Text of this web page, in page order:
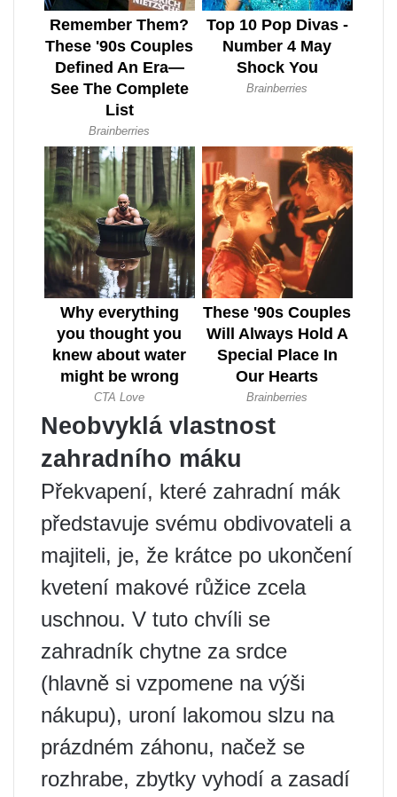
Neobvyklá vlastnost
zahradního máku
Překvapení, které zahradní mák
představuje svému obdivovateli a
majiteli, je, že krátce po ukončení
kvetení makové růžice zcela
uschnou. V tuto chvíli se
zahradník chytne za srdce
(hlavně si vzpomene na výši
nákupu), uroní lakomou slzu na
prázdném záhonu, načež se
rozhrabe, zbytky vyhodí a zasadí